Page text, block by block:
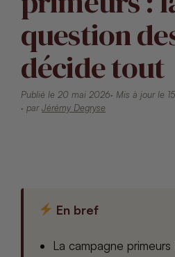
question
décide tout
Publié le 20 mai 2026· Mis à jour le
· parJérémy Degryse
En bref
La campagne